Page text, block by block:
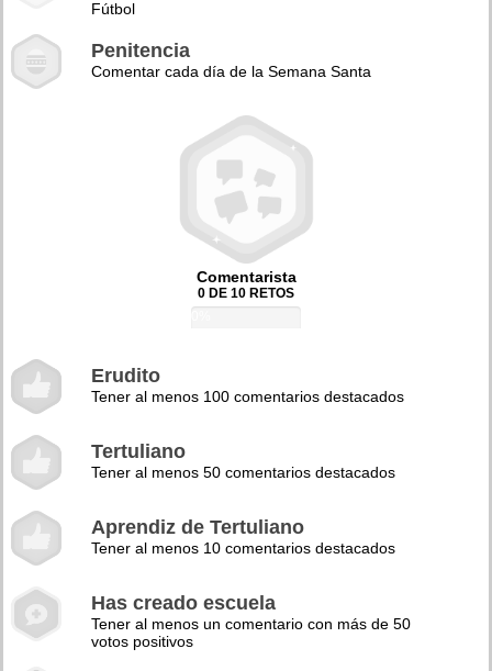
Fútbol
Penitencia
Comentar cada día de la Semana Santa
Comentarista
0 DE 10 RETOS
Erudito
Tener al menos 100 comentarios destacados
Tertuliano
Tener al menos 50 comentarios destacados
Aprendiz de Tertuliano
Tener al menos 10 comentarios destacados
Has creado escuela
Tener al menos un comentario con más de 50
votos positivos